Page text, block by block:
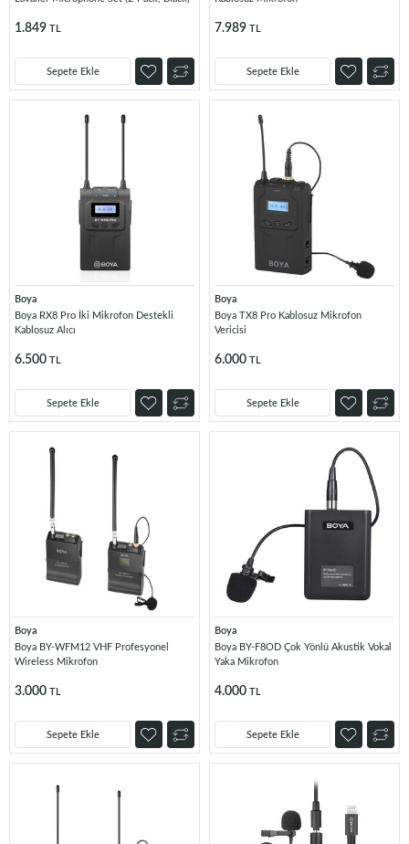
1.849 TL
Sepete Ekle
7.989 TL
Sepete Ekle
Boya
Boya RX8 Pro İki Mikrofon Destekli
Kablosuz Alıcı
6.500 TL
Sepete Ekle
Boya
Boya TX8 Pro Kablosuz Mikrofon
Vericisi
6.000 TL
Sepete Ekle
Boya
Boya BY-WFM12 VHF Profesyonel
Wireless Mikrofon
3.000 TL
Sepete Ekle
Boya
Boya BY-F8OD Çok Yönlü Akustik Vokal
Yaka Mikrofon
4.000 TL
Sepete Ekle